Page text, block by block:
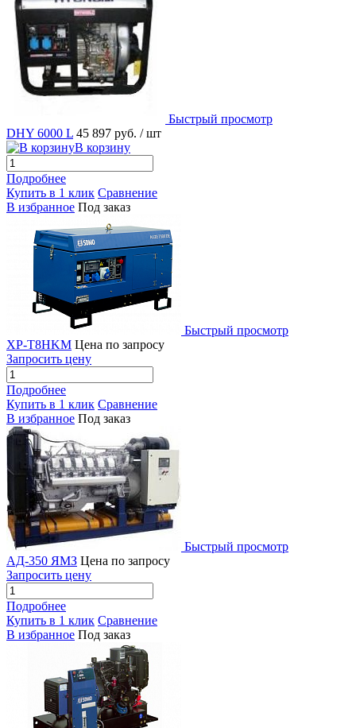
Быстрый просмотр
DHY 6000 L 45 897 руб. / шт
В корзину
Подробнее
Купить в 1 клик Сравнение
В избранное Под заказ
Быстрый просмотр
XP-T8HKM Цена по запросу
Запросить цену
Подробнее
Купить в 1 клик Сравнение
В избранное Под заказ
Быстрый просмотр
АД-350 ЯМЗ Цена по запросу
Запросить цену
Подробнее
Купить в 1 клик Сравнение
В избранное Под заказ